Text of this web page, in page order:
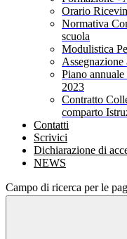
Orario
Normativa
scuola
Modulistica
Piano
2023
Contratto
comparto
Contatti
Scrivici
Dichiarazione di
NEWS
Campo di ricerca per le